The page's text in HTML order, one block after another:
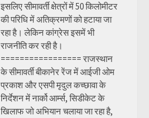
इसलिए सीमावर्ती क्षेत्रों में 50 किलोमीटर
की परिधि में अतिक्रमणों को हटाया जा
रहा है। लेकिन कांग्रेस इसमें भी
राजनीति कर रही है।
================= राजस्थान
के सीमावर्ती बीकानेर रेंज में आईजी ओम
प्रकाश और एसपी मृदुल कच्छावा के
निर्देशन में नार्को आर्म्स, सिडीकेट के
खिलाफ जो अभियान चलाया जा रहा है,